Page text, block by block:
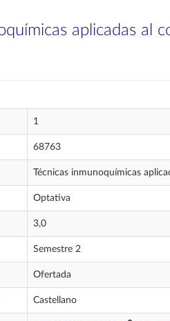
aplicadas al
1
68763
Técnicas inmunoquímicas
Optativa
3,0
Semestre 2
Ofertada
Castellano